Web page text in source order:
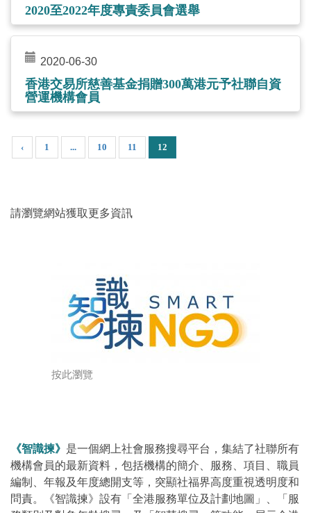
2020至2022年度專責委員會選舉
2020-06-30
香港交易所慈善基金捐贈300萬港元予社聯自資
營運機構會員
‹ 1 ... 10 11 12
請瀏覽網站獲取更多資訊
按此瀏覽
《智識揀》 是一個網上社會服務搜尋平台，集結了社聯所有
機構會員的最新資料，包括機構的簡介、服務、項目、職員
編制、年報及年度總開支等，突顯社福界高度重視透明度和
問責。《智識揀》設有「全港服務單位及計劃地圖」、「服